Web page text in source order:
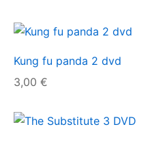
Kung fu panda 2 dvd
3,00 €